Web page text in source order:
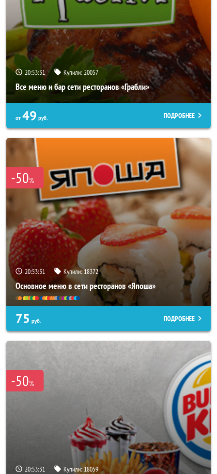
20:53:27 Купили:20057
Все меню и бар сети ресторанов «Грабли»
от 49 руб. ПОДРОБНЕЕ
-50%
20:53:27 Купили:18372
Основное меню в сети ресторанов «Япоша»
75 руб. ПОДРОБНЕЕ
-50%
20:53:27 Купили: 18059